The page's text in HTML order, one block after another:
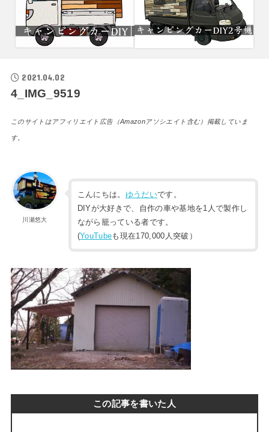
2021.04.02
4_IMG_9519
このサイトはアフィリエイト広告（Amazonアソシエイト含む）掲載していま
す。
川瀬悠大
こんにちは。 ゆうだいです。
DIYが大好きで、自作の車や基地を1人で製作し
ながら籠っている者です。
(YouTubeも現在170,000人突破）
この記事を書いた人